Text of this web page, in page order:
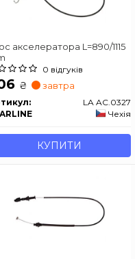
акселератора L=890/1115
0 відгуків
₴ завтра
LA AC.0327
Чехія
КУПИТИ